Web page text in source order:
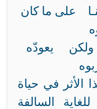
على ما كان
ولكن يعودّه
الأثر في حياة
السالفة